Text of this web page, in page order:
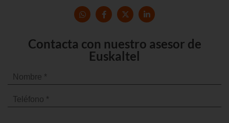
Contacta con nuestro asesor de
Euskaltel